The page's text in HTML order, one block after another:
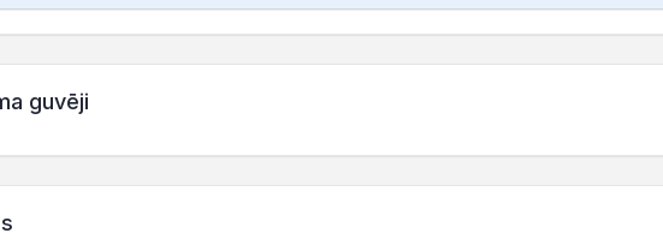
guvēji